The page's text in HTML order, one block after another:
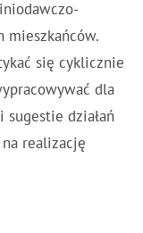
mieszkańców.
się cyklicznie
dla
działań
realizację